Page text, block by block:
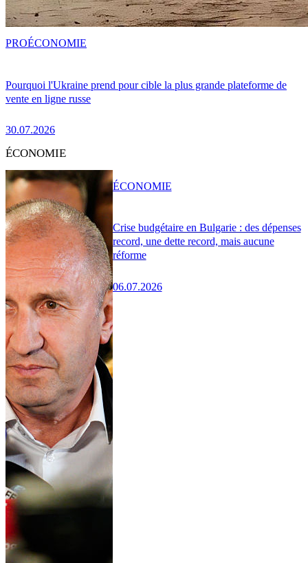
Pourquoi l'Ukraine prend pour cible la plus grande plateforme de
vente en ligne russe
30.07.2026
PROÉCONOMIE
ÉCONOMIE
Crise budgétaire en Bulgarie : des dépenses
record, une dette record, mais aucune
réforme
06.07.2026
ÉCONOMIE